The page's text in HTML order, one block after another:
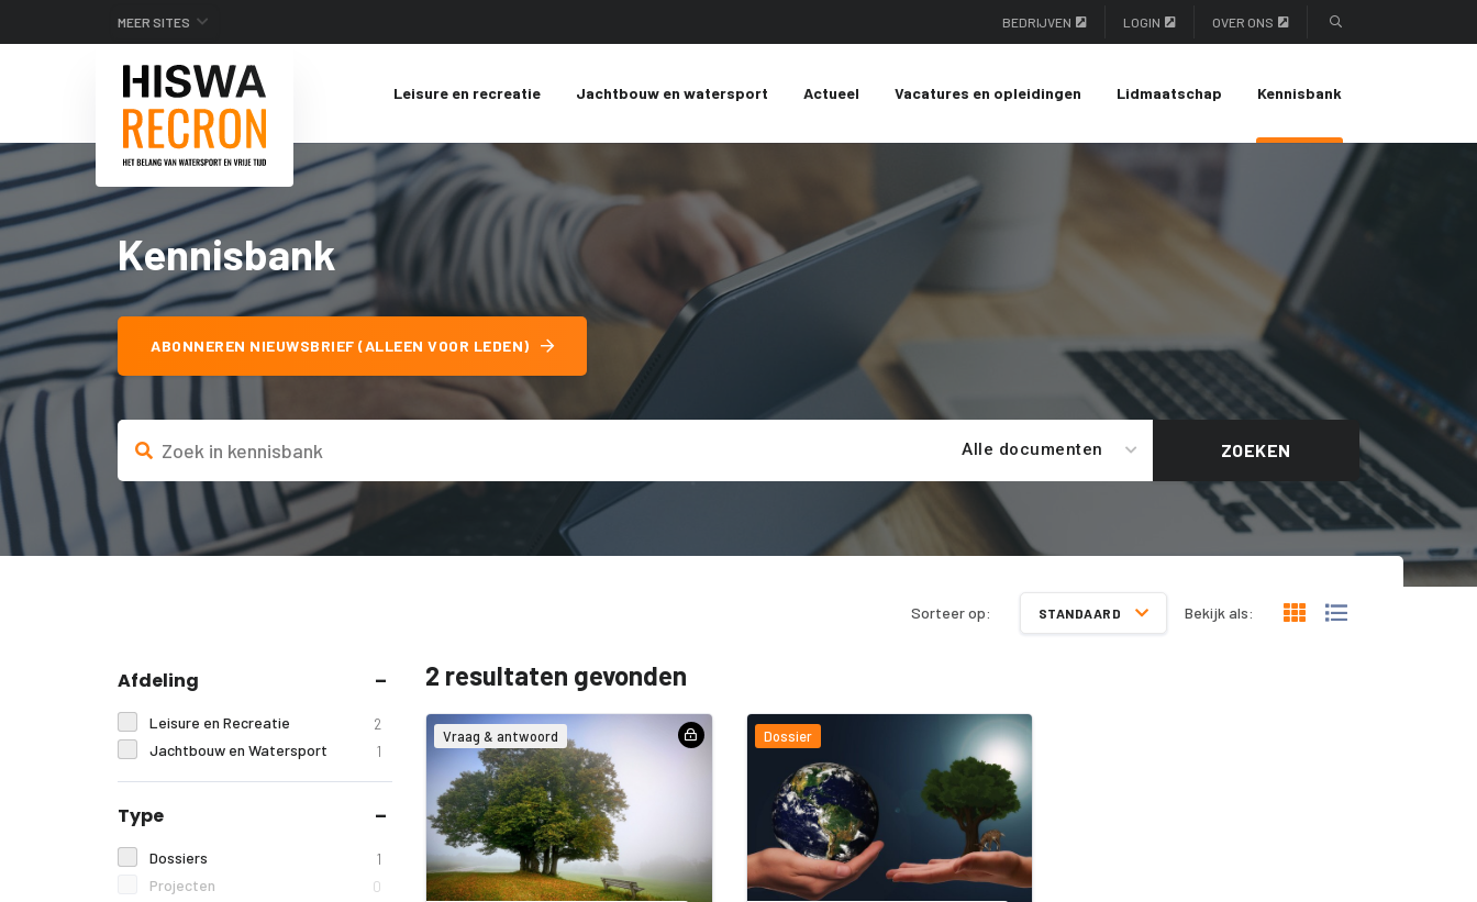
MEER SITES BEDRIJVEN LOGIN OVER ONS
Leisure en recreatie Jachtbouw en watersport Actueel Vacatures en opleidingen Lidmaatschap Kennisbank
Kennisbank
ABONNEREN NIEUWSBRIEF (ALLEEN VOOR LEDEN)
Alle documenten ZOEKEN
Sorteer op: STANDAARD Bekijk als:
Afdeling
Leisure en Recreatie 2
Jachtbouw en Watersport 1
Type
Dossiers 1
Projecten 0
2 resultaten gevonden
Vraag & antwoord Dossier